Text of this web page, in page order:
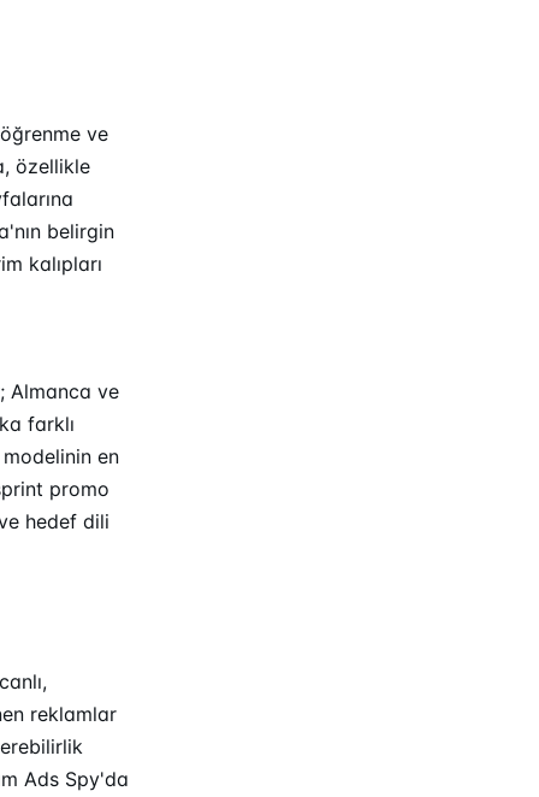
ve
özellikle
belirgin
kalıpları
Almanca ve
farklı
en
promo
hedef dili
reklamlar
Ads Spy'da